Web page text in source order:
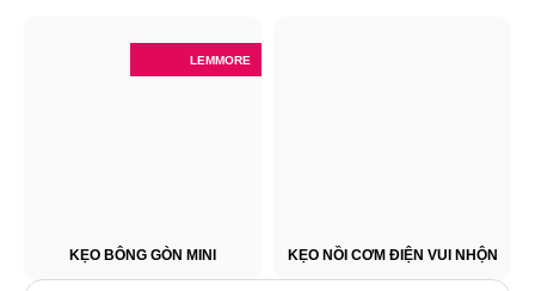
LEMMORE
KẸO BÔNG GÒN MINI KẸO NỒI CƠM ĐIỆN VUI NHỘN